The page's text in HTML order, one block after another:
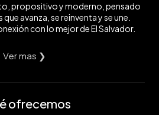
propositivo y moderno, pensado
avanza, se reinventa y se une.
con lo mejor de El Salvador.
Ver mas ❯
ofrecemos